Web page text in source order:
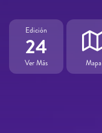
Edición
24
Ver Más Mapa